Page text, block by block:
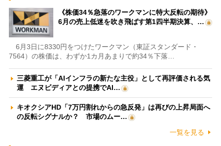
《株価34％急落のワークマンに特大反転の期待》
6月の売上低迷を吹き飛ばす第1四半期決算、…
6月3日に8330円をつけたワークマン（東証スタンダード・
7564）の株価は、わずか1カ月あまりで約34％下落…
三菱重工が「AIインフラの新たな主役」として再評価される気
運 エヌビディアとの提携でAI…
キオクシアHD「7万円割れからの急反発」は再びの上昇局面へ
の反転シグナルか？ 市場のムー…
一覧を見る